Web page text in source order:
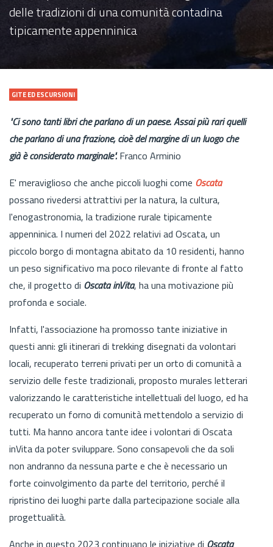
delle tradizioni di una comunità contadina
tipicamente appenninica
GITE ED ESCURSIONI
"Ci sono tanti libri che parlano di un paese. Assai più rari quelli
che parlano di una frazione, cioè del margine di un luogo che
già è considerato marginale".Franco Arminio
E' meraviglioso che anche piccoli luoghi come Oscata
possano rivedersi attrattivi per la natura, la cultura,
l'enogastronomia, la tradizione rurale tipicamente
appenninica. I numeri del 2022 relativi ad Oscata, un
piccolo borgo di montagna abitato da 10 residenti, hanno
un peso significativo ma poco rilevante di fronte al fatto
che, il progetto di Oscata inVita, ha una motivazione più
profonda e sociale.
Infatti, l'associazione ha promosso tante iniziative in
questi anni: gli itinerari di trekking disegnati da volontari
locali, recuperato terreni privati per un orto di comunità a
servizio delle feste tradizionali, proposto murales letterari
valorizzando le caratteristiche intellettuali del luogo, ed ha
recuperato un forno di comunità mettendolo a servizio di
tutti. Ma hanno ancora tante idee i volontari di Oscata
inVita da poter sviluppare. Sono consapevoli che da soli
non andranno da nessuna parte e che è necessario un
forte coinvolgimento da parte del territorio, perché il
ripristino dei luoghi parte dalla partecipazione sociale alla
progettualità.
Anche in questo 2023 continuano le iniziative di Oscata